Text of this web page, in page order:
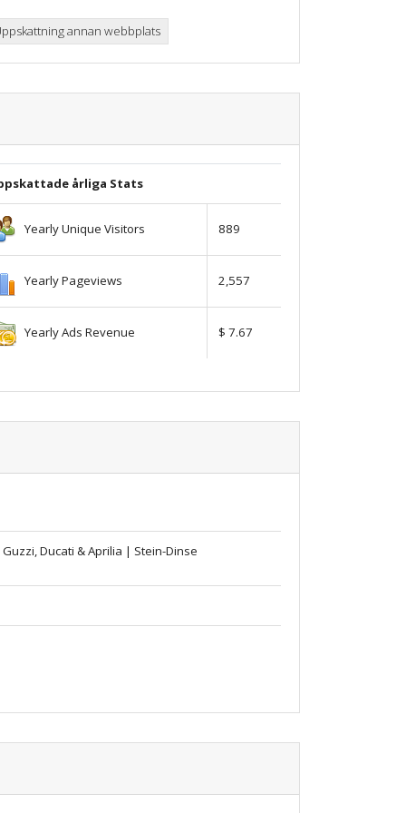
annan webbplats
årliga Stats
Yearly Unique Visitors 889
Yearly Pageviews 2,557
Yearly Ads Revenue $ 7.67
Ducati & Aprilia | Stein-Dinse